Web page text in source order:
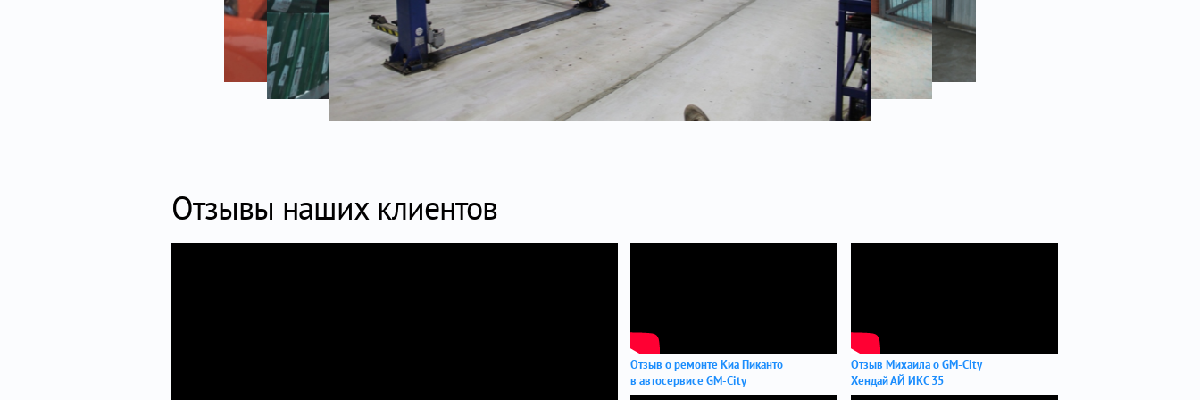
Отзывы наших клиентов
Отзыв о ремонте Киа Пиканто
в автосервисе GM-City
Отзыв Михаила о GM-City
Хендай АЙ ИКС 35